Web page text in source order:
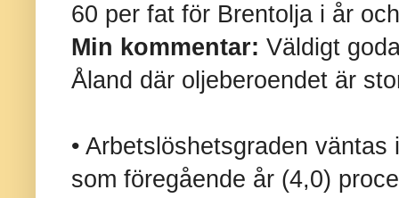
60 per fat för Brentolja i år
Min kommentar: Väldigt
Åland där oljeberoendet är
• Arbetslöshetsgraden
som föregående år (4,0)